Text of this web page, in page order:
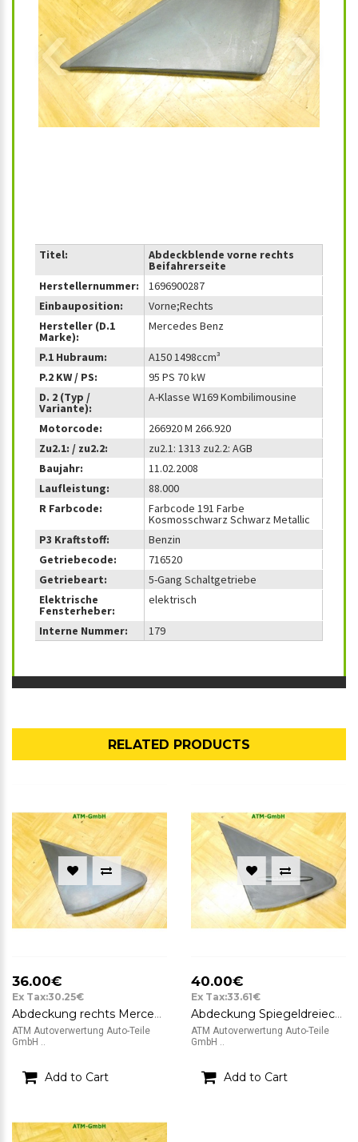
‹ ›
Titel: Abdeckblende vorne rechts
Beifahrerseite
Herstellernummer:
1696900287
Einbauposition:
Vorne;Rechts
Hersteller (D.1
Marke):
Mercedes Benz
P.1 Hubraum:
A150 1498ccm³
P.2 KW / PS:
95 PS 70 kW
D. 2 (Typ /
Variante):
A-Klasse W169 Kombilimousine
Motorcode:
266920 M 266.920
Zu2.1: / zu2.2:
zu2.1: 1313 zu2.2: AGB
Baujahr:
11.02.2008
Laufleistung:
88.000
R Farbcode:
Farbcode 191 Farbe
Kosmosschwarz Schwarz Metallic
P3 Kraftstoff:
Benzin
Getriebecode:
716520
Getriebeart:
5-Gang Schaltgetriebe
Elektrische
Fensterheber:
elektrisch
Interne Nummer: 179
RELATED PRODUCTS
36.00€
Ex Tax:30.25€
Abdeckung rechts Mercedes Benz A-Klasse W169 1696900287 A1699990193
ATM Autoverwertung Auto-Teile
GmbH ..
Add to Cart
40.00€
Ex Tax:33.61€
Abdeckung Spiegeldreieck rechts Mercedes Benz A-Klasse W169 1696900287
ATM Autoverwertung Auto-Teile
GmbH ..
Add to Cart